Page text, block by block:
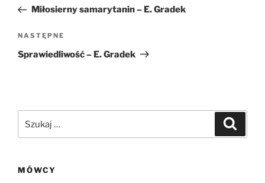
wpisMiłosierny samarytanin – E. Gradek
Następny
wpis
NASTĘPNE
Sprawiedliwość – E. Gradek
MÓWCY